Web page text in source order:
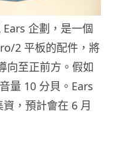
企劃，是一個
2 平板的配件，將
向至正前方。假如
量 10 分貝。Ears
，預計會在 6 月